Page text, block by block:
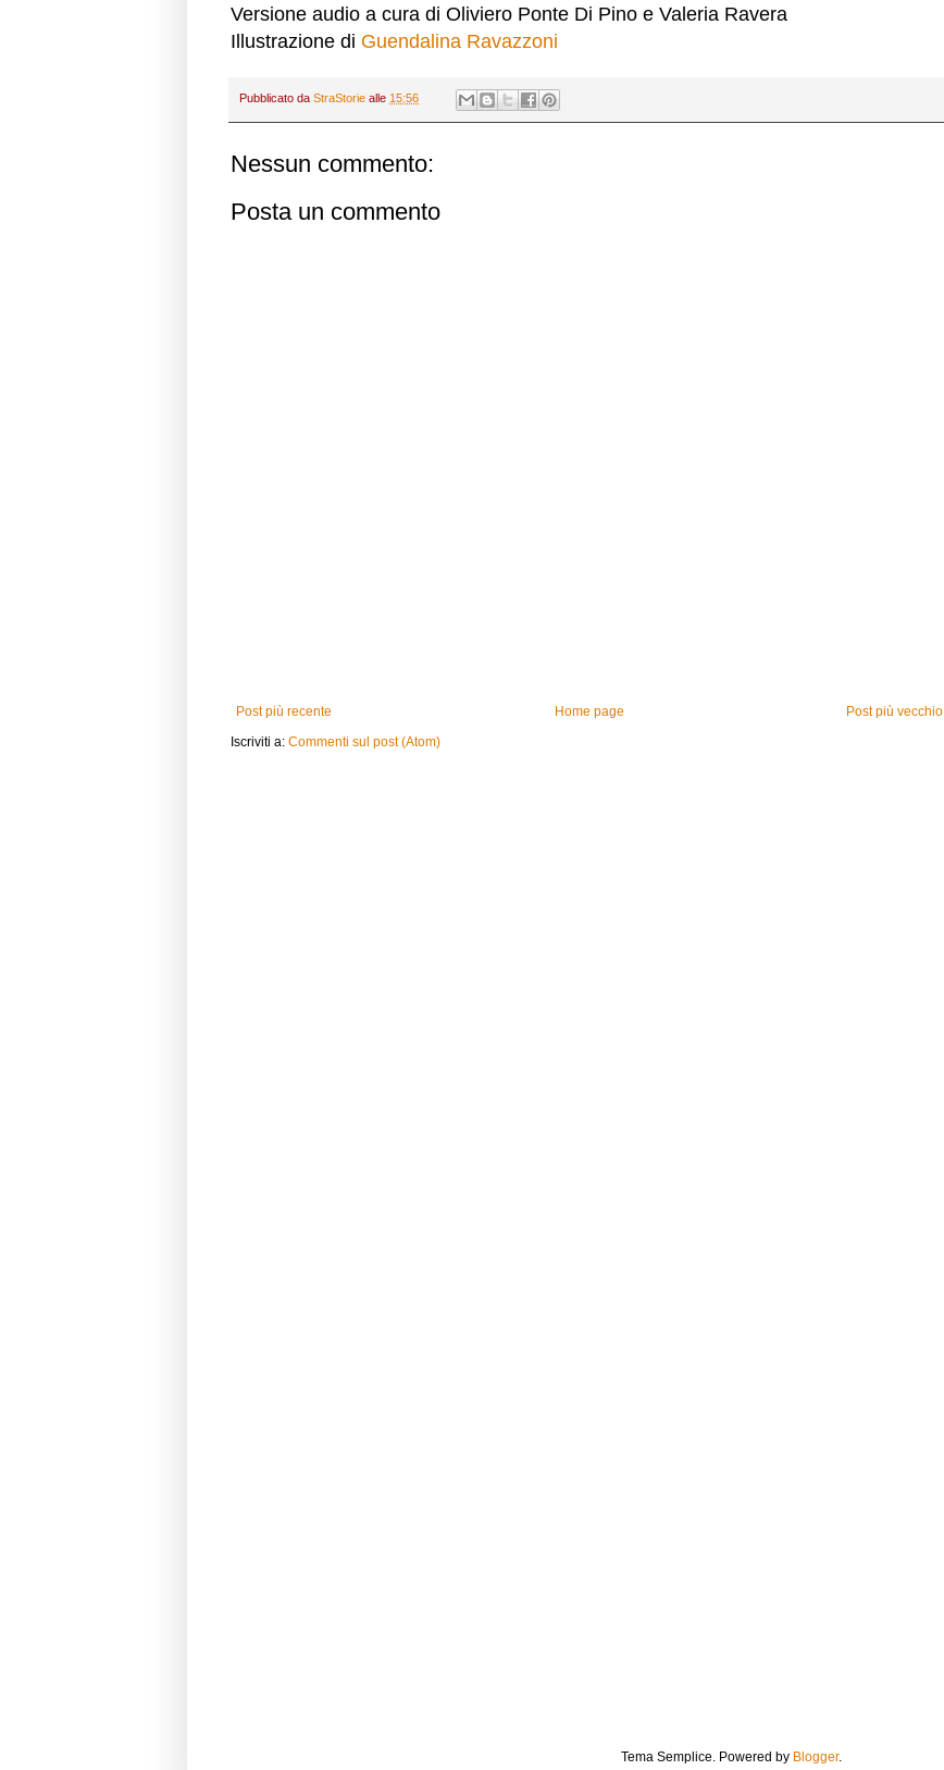
Versione audio a cura di Oliviero Ponte Di Pino e Valeria Ravera
Illustrazione di Guendalina Ravazzoni
Pubblicato da StraStorie alle 15:56
Nessun commento:
Posta un commento
Post più recente Post più vecchio
Home page
Iscriviti a: Commenti sul post (Atom)
Tema Semplice. Powered by Blogger.